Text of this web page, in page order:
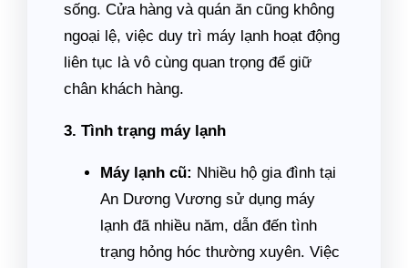
sống. Cửa hàng và quán ăn cũng không
ngoại lệ, việc duy trì máy lạnh hoạt động
liên tục là vô cùng quan trọng để giữ
chân khách hàng.
3. Tình trạng máy lạnh
Máy lạnh cũ: Nhiều hộ gia đình tại
An Dương Vương sử dụng máy
lạnh đã nhiều năm, dẫn đến tình
trạng hỏng hóc thường xuyên. Việc